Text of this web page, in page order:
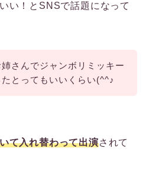
い！とSNSで話題になって
さんでジャンボリミッキー
とってもいいくらい(^^♪
て入れ替わって出演されて